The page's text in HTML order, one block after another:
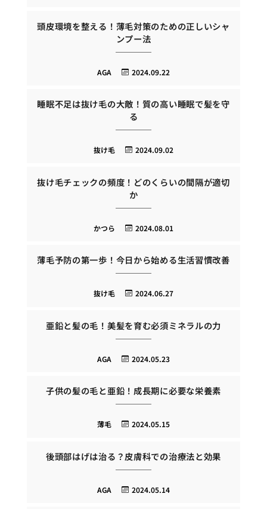
頭皮環境を整える！薄毛対策のための正しいシャ
ンプー法
2024.09.22
AGA
睡眠不足は抜け毛の大敵！質の高い睡眠で髪を守
る
2024.09.02
抜け毛
抜け毛チェックの頻度！どのくらいの間隔が適切
か
2024.08.01
かつら
薄毛予防の第一歩！今日から始める生活習慣改善
2024.06.27
抜け毛
亜鉛と髪の毛！美髪を育む必須ミネラルの力
2024.05.23
AGA
子供の髪の毛と亜鉛！成長期に必要な栄養素
2024.05.15
薄毛
後頭部はげは治る？皮膚科での治療法と効果
2024.05.14
AGA